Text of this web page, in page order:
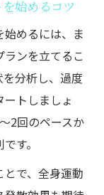
始めるコツ
めるには、ま
ンを立てるこ
分析し、過度
トしましょ
2回のペースか
す。
で、全身運動